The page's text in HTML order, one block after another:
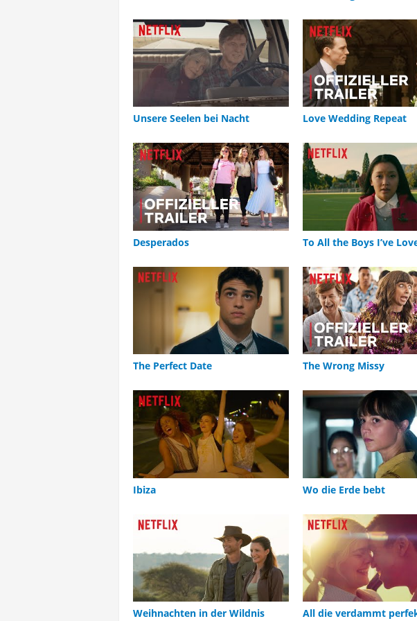
Unsere Seelen bei Nacht Love Wedding Repeat
Desperados
To All the Boys I’ve
The Perfect Date The Wrong Missy
Ibiza Wo die Erde bebt
Weihnachten in der Wildnis
All die verdammt